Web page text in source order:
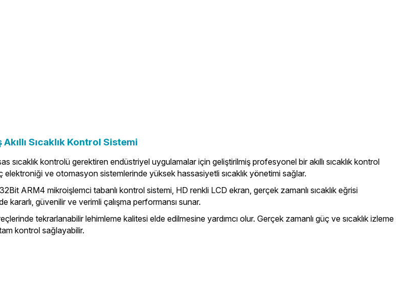
Sıcaklık Kontrol Sistemi
kontrolü gerektiren endüstriyel uygulamalar için geliştirilmiş profesyonel bir akıllı sıcaklık kontrol
ve otomasyon sistemlerinde yüksek hassasiyetli sıcaklık yönetimi sağlar.
ARM4 mikroişlemci tabanlı kontrol sistemi, HD renkli LCD ekran, gerçek zamanlı sıcaklık eğrisi
güvenilir ve verimli çalışma performansı sunar.
tekrarlanabilir lehimleme kalitesi elde edilmesine yardımcı olur. Gerçek zamanlı güç ve sıcaklık izleme
kontrol sağlayabilir.